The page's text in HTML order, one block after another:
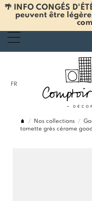
🌴 INFO CONGÉS
peuvent être
FR
Nos collections
tomette grès cérame